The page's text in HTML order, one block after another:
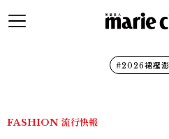
#2026裙襬
FASHION 流行快報